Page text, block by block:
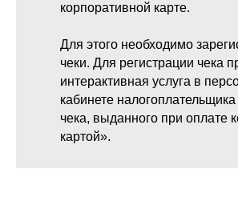
корпоративной карте.
Для этого необходимо
чеки. Для регистрации чека
интерактивная услуга в
кабинете
чека, выданного при оплате
картой».